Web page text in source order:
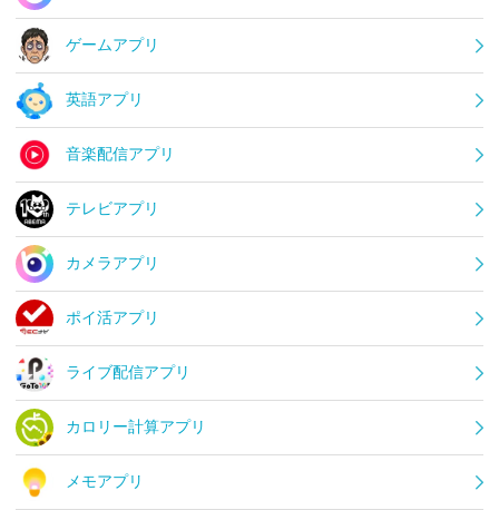
ゲームアプリ
英語アプリ
音楽配信アプリ
テレビアプリ
カメラアプリ
ポイ活アプリ
ライブ配信アプリ
カロリー計算アプリ
メモアプリ